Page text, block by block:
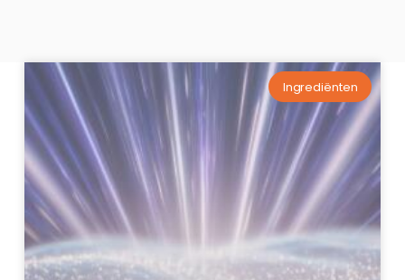
Ingrediënten